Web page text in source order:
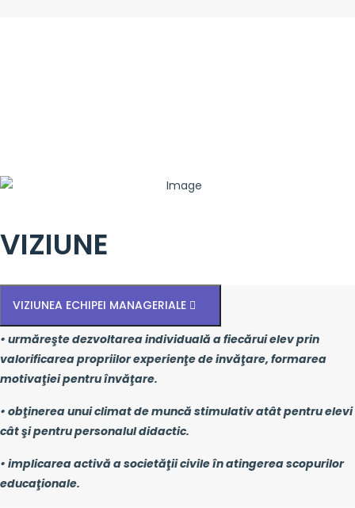
VIZIUNE
VIZIUNEA ECHIPEI MANAGERIALE
• urmăreşte dezvoltarea individuală a fiecărui elev prin
valorificarea propriilor experienţe de invăţare, formarea
motivaţiei pentru învăţare.
• obţinerea unui climat de muncă stimulativ atât pentru elevi
cât şi pentru personalul didactic.
• implicarea activă a societăţii civile în atingerea scopurilor
educaţionale.